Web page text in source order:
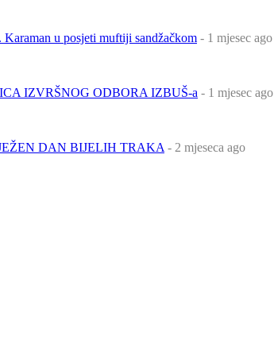
u posjeti muftiji sandžačkom - 1 mjesec ago
IZVRŠNOG ODBORA IZBUŠ-a - 1 mjesec ago
DAN BIJELIH TRAKA - 2 mjeseca ago